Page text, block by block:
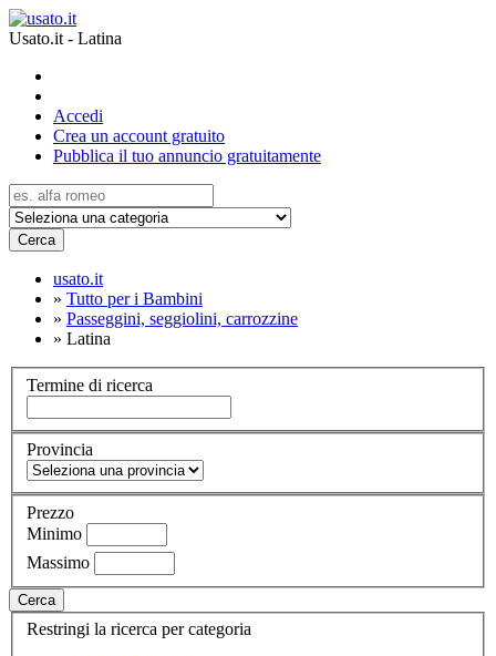
Usato.it - Latina
Accedi
Crea un account gratuito
Pubblica il tuo annuncio gratuitamente
Cerca
usato.it
» Tutto per i Bambini
» Passeggini, seggiolini, carrozzine
» Latina
Termine di ricerca
Provincia
Prezzo
Minimo
Massimo
Cerca
Restringi la ricerca per categoria